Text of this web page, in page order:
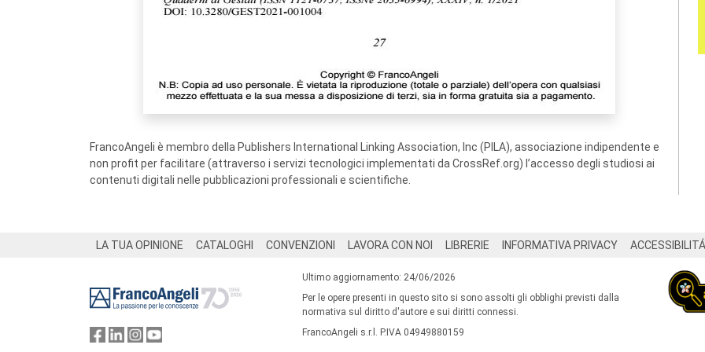
FrancoAngeli è membro della Publishers International Linking Association, Inc (PILA), associazione indipendente e
non profit per facilitare (attraverso i servizi tecnologici implementati da CrossRef.org) l’accesso degli studiosi ai
contenuti digitali nelle pubblicazioni professionali e scientifiche.
LA TUA OPINIONE CATALOGHI CONVENZIONI LAVORA CON NOI LIBRERIE INFORMATIVA PRIVACY ACCESSIBILITÁ
Ultimo aggiornamento: 24/06/2026
Per le opere presenti in questo sito si sono assolti gli obblighi previsti dalla
normativa sul diritto d'autore e sui diritti connessi.
FrancoAngeli s.r.l. P.IVA 04949880159